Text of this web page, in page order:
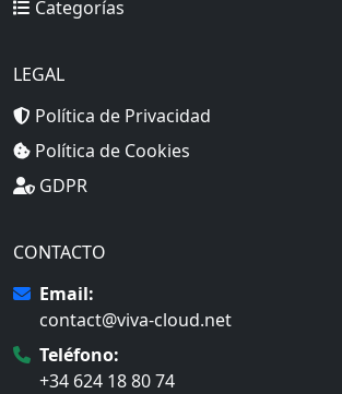
Categorías
LEGAL
Política de Privacidad
Política de Cookies
GDPR
CONTACTO
Email:
contact@viva-cloud.net
Teléfono:
+34 624 18 80 74